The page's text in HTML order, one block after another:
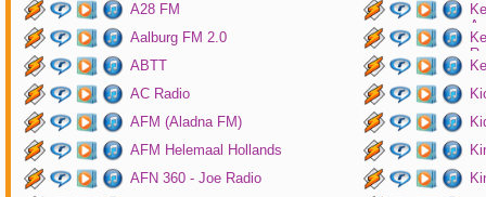
A28 FM
Aalburg FM 2.0
ABTT
AC Radio
AFM (Aladna FM)
AFM Helemaal Hollands
AFN 360 - Joe Radio